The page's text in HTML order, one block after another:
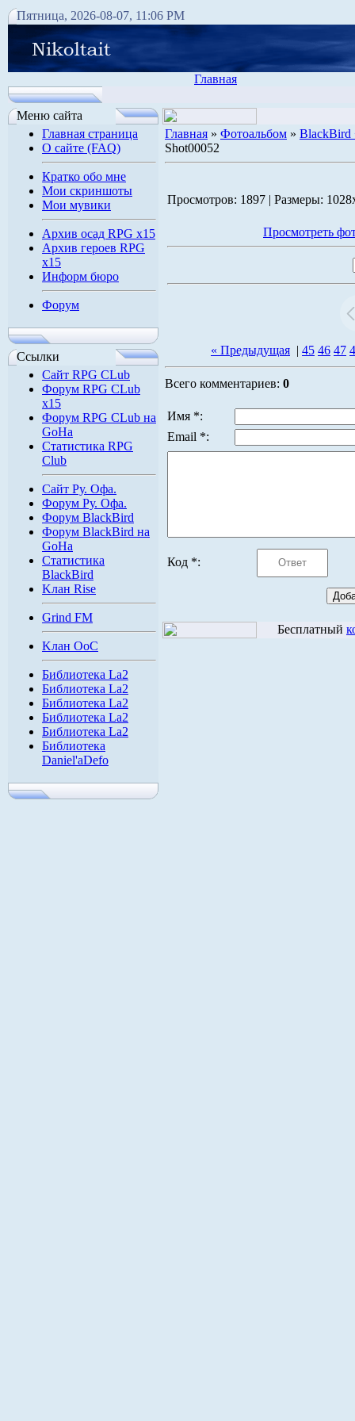
Пятница, 2026-08-07, 11:06 PM
Главная
Меню сайта
Главная страница
О сайте (FAQ)
Кратко обо мне
Мои скриншоты
Мои мувики
Архив осад RPG x15
Архив героев RPG
x15
Информ бюро
Форум
Ссылки
Сайт RPG CLub
Форум RPG CLub
x15
Форум RPG CLub на
GoHa
Статистика RPG
Club
Сайт Ру. Офа.
Форум Ру. Офа.
Форум BlackBird
Форум BlackBird на
GoHa
Статистика
BlackBird
Kлан Rise
Grind FM
Kлан OoC
Библиотека La2
Библиотека La2
Библиотека La2
Библиотека La2
Библиотека La2
Библиотека
Daniel'aDefo
Главная » Фотоальбом »
Shot00052
Просмотров: 1897 | Размеры:
Просмотреть
« Предыдущая | 45 46 47
Всего комментариев: 0
Имя *:
Email *:
Код *:
Бесплатный